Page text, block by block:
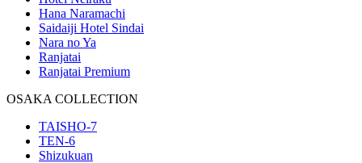
Hana Naramachi
Saidaiji Hotel Sindai
Nara no Ya
Ranjatai
Ranjatai Premium
OSAKA COLLECTION
TAISHO-7
TEN-6
Shizukuan